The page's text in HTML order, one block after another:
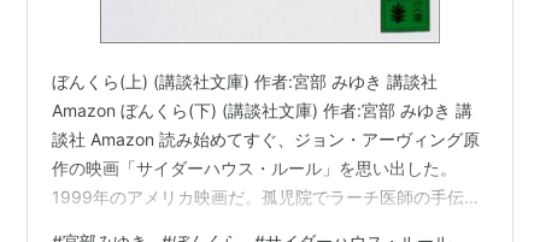
ぼんくら(上) (講談社文庫) 作者:宮部 みゆき 講談社
Amazon ぼんくら(下) (講談社文庫) 作者:宮部 みゆき 講
談社 Amazon 読み始めてすぐ、ジョン・アーヴィング原
作の映画「サイダーハウス・ルール」を思い出した。
1999年のアメリカ映画だ。孤児院でラーチ医師の手伝い